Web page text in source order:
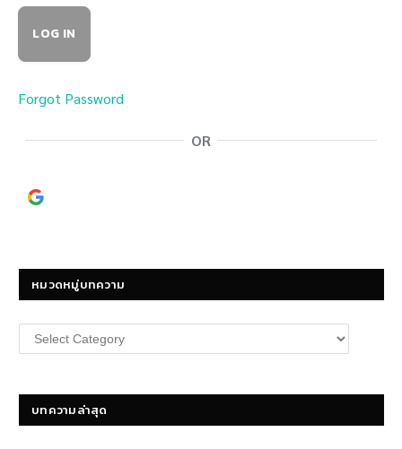
Forgot Password
OR
หมวดหมู่บทความ
หมวด
หมู่
บทความล่าสุด